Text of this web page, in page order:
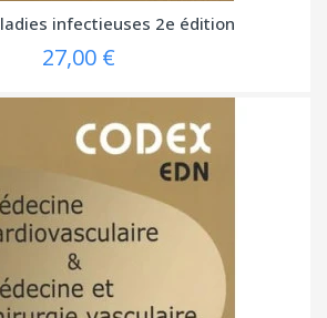
infectieuses 2e édition
27,00 €